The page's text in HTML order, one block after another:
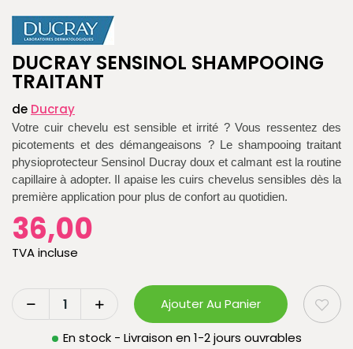
DUCRAY SENSINOL SHAMPOOING
TRAITANT
de Ducray
Votre cuir chevelu est sensible et irrité ? Vous ressentez des
picotements et des démangeaisons ? Le shampooing traitant
physioprotecteur Sensinol Ducray doux et calmant est la routine
capillaire à adopter. Il apaise les cuirs chevelus sensibles dès la
première application pour plus de confort au quotidien.
36,00
TVA incluse
Ajouter Au Panier
En stock - Livraison en 1-2 jours ouvrables